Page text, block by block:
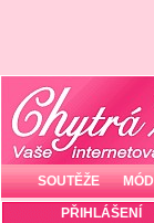
SOUTĚŽE
PŘIHLÁŠENÍ